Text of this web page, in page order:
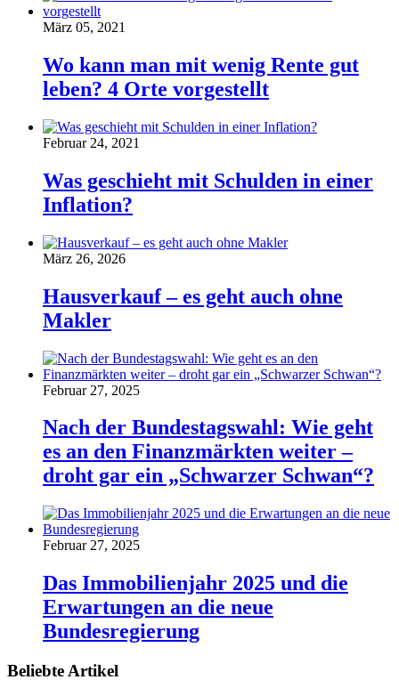
März 05, 2021
Wo kann man mit wenig Rente gut
leben? 4 Orte vorgestellt
Februar 24, 2021
Was geschieht mit Schulden in einer
Inflation?
März 26, 2026
Hausverkauf – es geht auch ohne
Makler
Februar 27, 2025
Nach der Bundestagswahl: Wie geht
es an den Finanzmärkten weiter –
droht gar ein „Schwarzer Schwan“?
Februar 27, 2025
Das Immobilienjahr 2025 und die
Erwartungen an die neue
Bundesregierung
Beliebte Artikel